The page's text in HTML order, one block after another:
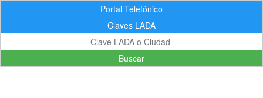
Portal Telefónico
Claves LADA
Buscar